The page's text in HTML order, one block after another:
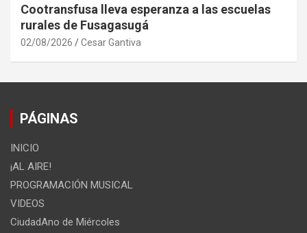
Cootransfusa lleva esperanza a las escuelas
rurales de Fusagasugá
02/08/2026 Cesar Gantiva
PÁGINAS
INICIO
¡AL AIRE!
PROGRAMACIÓN MUSICAL
VIDEOS
CiudadAno de Miércoles